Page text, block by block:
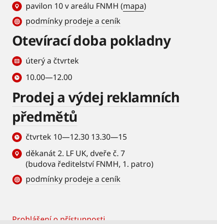
pavilon 10 v areálu FNMH (mapa)
podmínky prodeje a ceník
Otevírací doba pokladny
úterý a čtvrtek
10.00—12.00
Prodej a výdej reklamních
předmětů
čtvrtek 10—12.30 13.30—15
děkanát 2. LF UK, dveře č. 7
(budova ředitelství FNMH, 1. patro)
podmínky prodeje a ceník
Prohlášení o přístupnosti